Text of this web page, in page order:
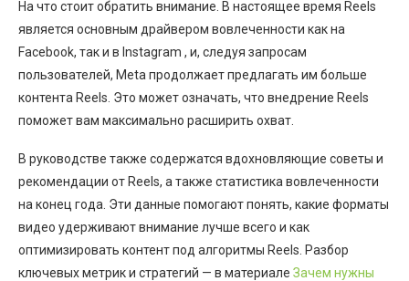
На что стоит обратить внимание. В настоящее время Reels
является основным драйвером вовлеченности как на
Facebook, так и в Instagram , и, следуя запросам
пользователей, Meta продолжает предлагать им больше
контента Reels. Это может означать, что внедрение Reels
поможет вам максимально расширить охват.
В руководстве также содержатся вдохновляющие советы и
рекомендации от Reels, а также статистика вовлеченности
на конец года. Эти данные помогают понять, какие форматы
видео удерживают внимание лучше всего и как
оптимизировать контент под алгоритмы Reels. Разбор
ключевых метрик и стратегий — в материале Зачем нужны